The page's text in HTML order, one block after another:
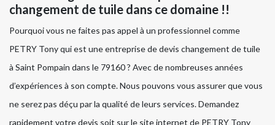
changement de tuile dans ce domaine !!
Pourquoi vous ne faites pas appel à un professionnel comme
PETRY Tony qui est une entreprise de devis changement de tuile
à Saint Pompain dans le 79160 ? Avec de nombreuses années
d’expériences à son compte. Nous pouvons vous assurer que vous
ne serez pas déçu par la qualité de leurs services. Demandez
rapidement votre devis soit sur le site internet de PETRY Tony